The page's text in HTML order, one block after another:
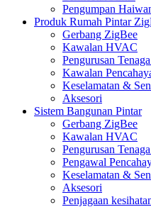
Pengumpan
Produk Rumah Pintar
Gerbang ZigBee
Kawalan HVAC
Pengurusan
Kawalan
Keselamatan &
Aksesori
Sistem Bangunan Pintar
Gerbang ZigBee
Kawalan HVAC
Pengurusan
Pengawal
Keselamatan &
Aksesori
Penjagaan